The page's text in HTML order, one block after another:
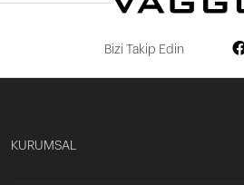
Bizi Takip Edin
KURUMSAL